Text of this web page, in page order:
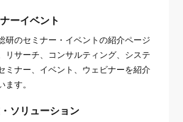
ーイベント
研のセミナー・イベントの紹介ページ
リサーチ、コンサルティング、システ
ミナー、イベント、ウェビナーを紹介
ます。
ソリューション